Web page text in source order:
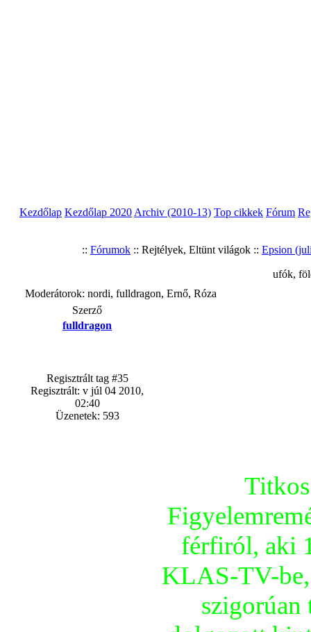
Kezdőlap Kezdőlap 2020 Archiv (2010-13) Top cikkek Fórum
:: Fórumok :: Rejtélyek, Eltünt világok :: Epsion
ufók,
Moderátorok: nordi, fulldragon, Ernő, Róza
Szerző
fulldragon
Regisztrált tag #35
Regisztrált: v júl 04 2010,
02:40
Üzenetek: 593
férfiról, aki
KLAS-TV-be,
szigorúan